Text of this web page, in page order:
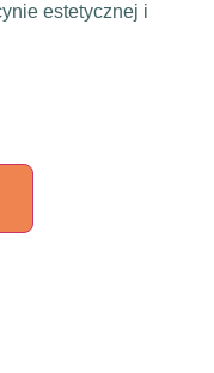
estetycznej i